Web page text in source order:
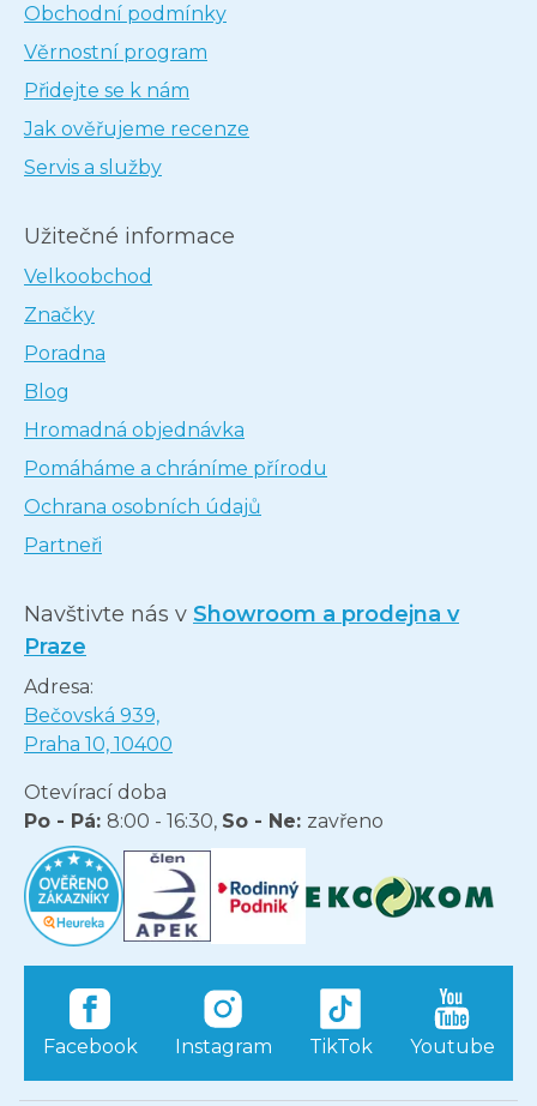
Obchodní podmínky
Věrnostní program
Přidejte se k nám
Jak ověřujeme recenze
Servis a služby
Užitečné informace
Velkoobchod
Značky
Poradna
Blog
Hromadná objednávka
Pomáháme a chráníme přírodu
Ochrana osobních údajů
Partneři
Navštivte nás v Showroom a prodejna v
Praze
Adresa:
Bečovská 939,
Praha 10, 10400
Otevírací doba
Po - Pá: 8:00 - 16:30, So - Ne: zavřeno
Facebook Instagram TikTok Youtube